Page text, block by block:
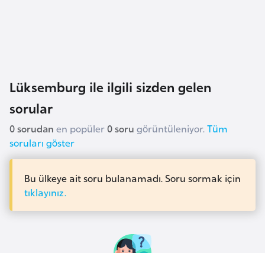
Lüksemburg ile ilgili sizden gelen
sorular
0 sorudan en popüler0 soru görüntüleniyor.Tüm
soruları göster
Bu ülkeye ait soru bulanamadı. Soru sormak için
tıklayınız.
t
a
B
i